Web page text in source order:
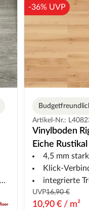
-36% UVP
Artikel-Nr.:
Vinylboden
Eiche
Landhausdiele
4,5 mm stark
Klick-
integrierte
UVP16,90 €
10,90 € / m²